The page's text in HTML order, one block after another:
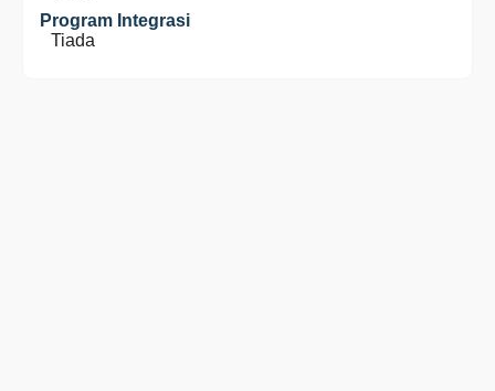
Program Integrasi
Tiada